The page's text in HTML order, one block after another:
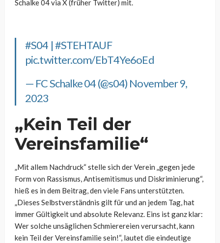
Schalke 04 via X (früher Twitter) mit.
#S04 |#STEHTAUF
pic.twitter.com/EbT4Ye6oEd
— FC Schalke 04 (@s04) November 9,
2023
„Kein Teil der
Vereinsfamilie“
„Mit allem Nachdruck“ stelle sich der Verein „gegen jede
Form von Rassismus, Antisemitismus und Diskriminierung“,
hieß es in dem Beitrag, den viele Fans unterstützten.
„Dieses Selbstverständnis gilt für und an jedem Tag, hat
immer Gültigkeit und absolute Relevanz. Eins ist ganz klar:
Wer solche unsäglichen Schmierereien verursacht, kann
kein Teil der Vereinsfamilie sein!“, lautet die eindeutige